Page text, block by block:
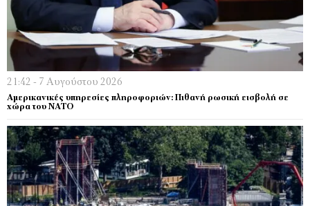
21:42 - 7 Αυγούστου 2026
Αμερικανικές υπηρεσίες πληροφοριών: Πιθανή ρωσική εισβολή σε
χώρα του ΝΑΤΟ